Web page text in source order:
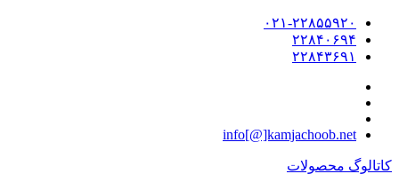
۰۲۱-۲۲۸۵۵۹۲۰
۲۲۸۴۰۶۹۴
۲۲۸۴۳۶۹۱
info[@]kamjachoob.net
کاتالوگ محصولات